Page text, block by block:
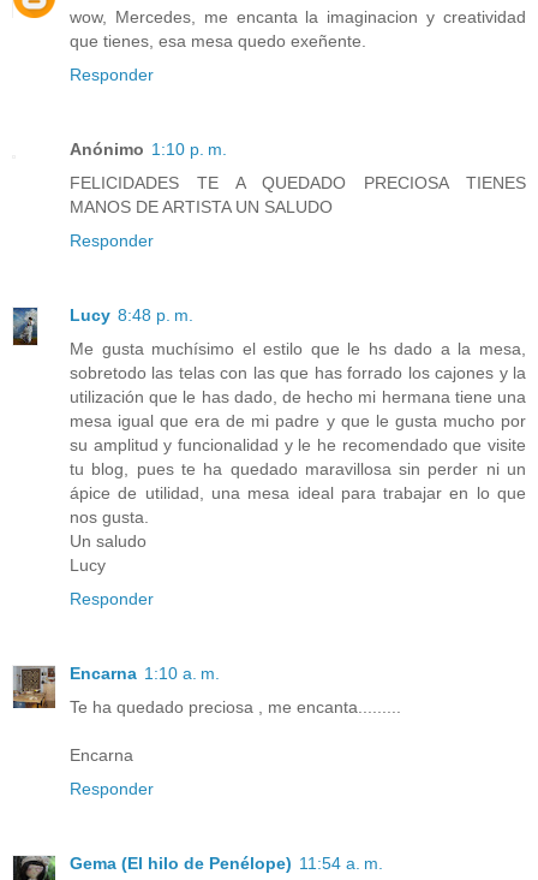
wow, Mercedes, me encanta la imaginacion y creatividad
que tienes, esa mesa quedo exeñente.
Responder
Anónimo 1:10 p. m.
FELICIDADES TE A QUEDADO PRECIOSA TIENES
MANOS DE ARTISTA UN SALUDO
Responder
Lucy 8:48 p. m.
Me gusta muchísimo el estilo que le hs dado a la mesa,
sobretodo las telas con las que has forrado los cajones y la
utilización que le has dado, de hecho mi hermana tiene una
mesa igual que era de mi padre y que le gusta mucho por
su amplitud y funcionalidad y le he recomendado que visite
tu blog, pues te ha quedado maravillosa sin perder ni un
ápice de utilidad, una mesa ideal para trabajar en lo que
nos gusta.
Un saludo
Lucy
Responder
Encarna 1:10 a. m.
Te ha quedado preciosa , me encanta.........
Encarna
Responder
Gema (El hilo de Penélope) 11:54 a. m.